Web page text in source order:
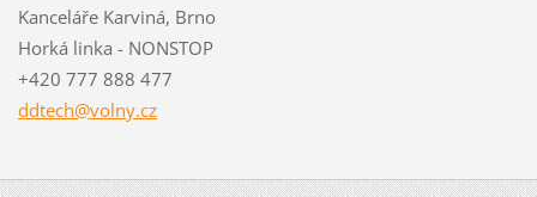
Kanceláře Karviná, Brno
Horká linka - NONSTOP
+420 777 888 477
ddtech@volny.cz